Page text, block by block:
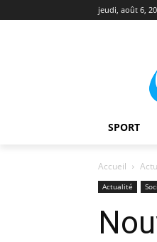
jeudi, août 6,
SPORT
Accueil
Actualité